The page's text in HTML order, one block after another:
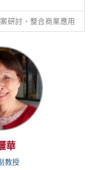
研討、整合商業應用
華
教授